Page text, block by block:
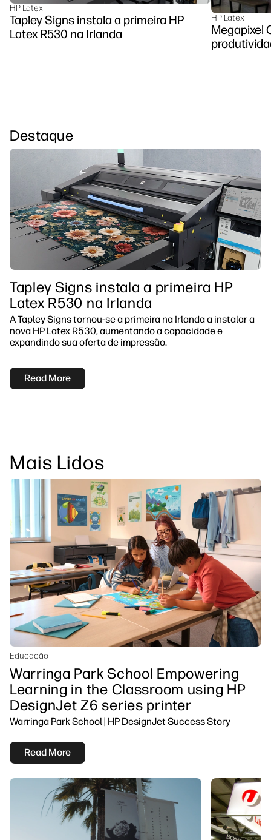
HP Latex
Tapley Signs instala a primeira HP
Latex R530 na Irlanda
HP Latex
Megapixel
Destaque
Tapley Signs instala a primeira HP
Latex R530 na Irlanda
A Tapley Signs tornou-se a primeira na Irlanda a instalar a
nova HP Latex R530, aumentando a capacidade e
expandindo sua oferta de impressão.
Read More
Mais Lidos
Educação
Warringa Park School Empowering
Learning in the Classroom using HP
DesignJet Z6 series printer
Warringa Park School | HP DesignJet Success Story
Read More